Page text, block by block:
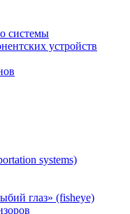
системы
устройств
systems)
глаз» (fisheye)